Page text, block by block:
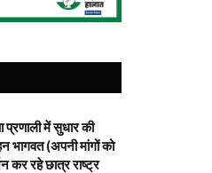
प्रणाली में सुधार की
भागवत (अपनी मांगों को
कर रहे छात्र राष्ट्र